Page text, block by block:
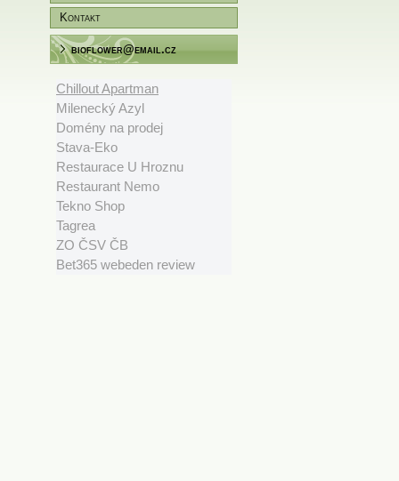
Kontakt
bioflower@email.cz
Chillout Apartman
Milenecký Azyl
Domény na prodej
Stava-Eko
Restaurace U Hroznu
Restaurant Nemo
Tekno Shop
Tagrea
ZO ČSV ČB
Bet365 webeden review